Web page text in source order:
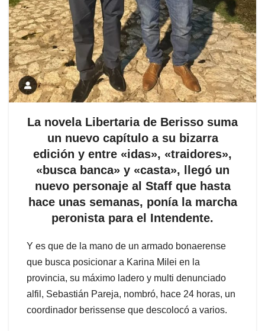
La novela Libertaria de Berisso suma
un nuevo capítulo a su bizarra
edición y entre «idas», «traidores»,
«busca banca» y «casta», llegó un
nuevo personaje al Staff que hasta
hace unas semanas, ponía la marcha
peronista para el Intendente.
Y es que de la mano de un armado bonaerense
que busca posicionar a Karina Milei en la
provincia, su máximo ladero y multi denunciado
alfil, Sebastián Pareja, nombró, hace 24 horas, un
coordinador berissense que descolocó a varios.